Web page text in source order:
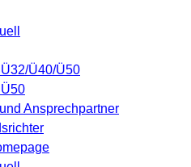
Ü40/Ü50
Ansprechpartner